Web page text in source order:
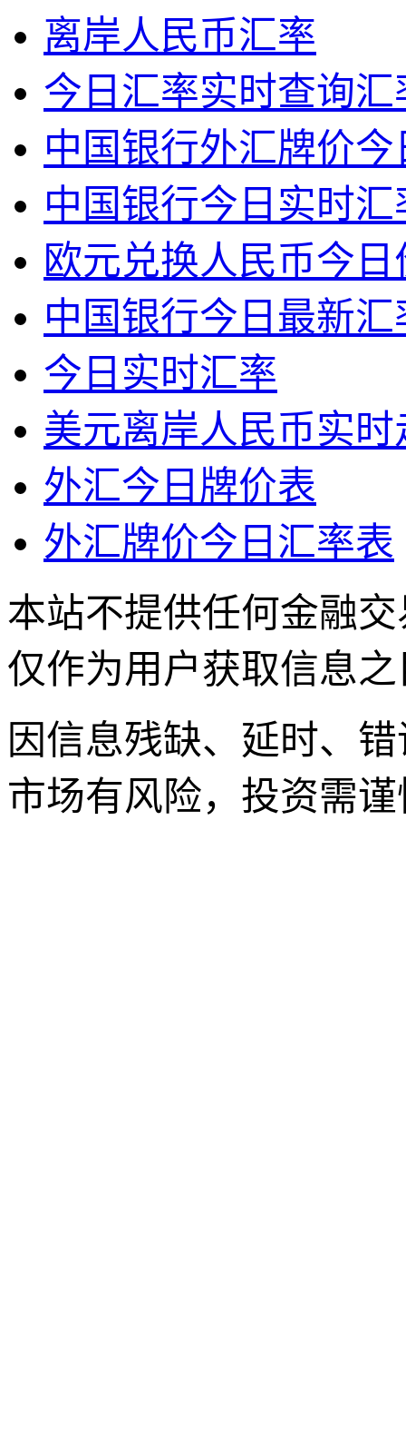
离岸人民币汇率
今日汇率实时查询汇
中国银行外汇牌价
中国银行今日实时汇
欧元兑换人民币今
中国银行今日最新汇
今日实时汇率
美元离岸人民币实时
外汇今日牌价表
外汇牌价今日汇率表
本站不提供任何金融
仅作为用户获取信息
因信息残缺、延时、
市场有风险，投资需